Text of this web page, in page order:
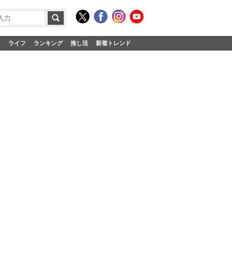
ライフ ランキング 推し活 新着トレンド